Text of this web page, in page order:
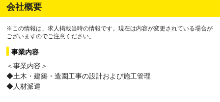
会社概要
※この情報は、求人掲載当時の情報です。現在は内容が変更されている場合が
ございますのでご注意ください。
事業内容
＜事業内容＞
◆土木・建築・造園工事の設計および施工管理
◆人材派遣